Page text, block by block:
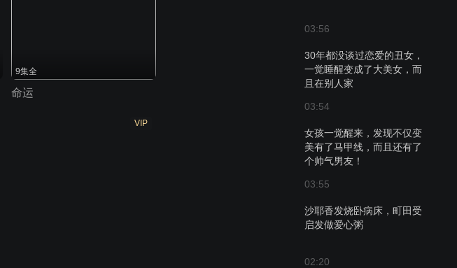
03:56
30年都没谈过恋爱的丑女，
一觉睡醒变成了大美女，而
且在别人家
03:54
女孩一觉醒来，发现不仅变
美有了马甲线，而且还有了
个帅气男友！
03:55
沙耶香发烧卧病床，町田受
启发做爱心粥
02:20
9集全
命运
VIP